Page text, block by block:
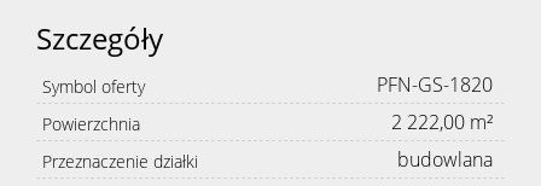
Szczegóły
Symbol oferty PFN-GS-1820
Powierzchnia 2 222,00 m²
Przeznaczenie działki budowlana